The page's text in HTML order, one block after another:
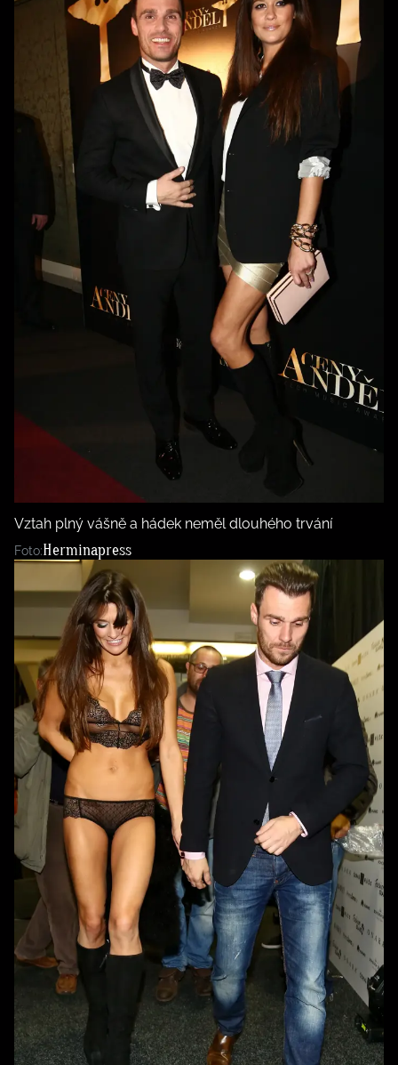
Vztah plný vášně a hádek neměl dlouhého trvání
Foto:Herminapress